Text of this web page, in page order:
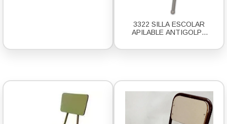
3322 SILLA ESCOLAR
APILABLE ANTIGOLPE